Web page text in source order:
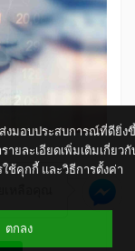
ส่งมอบประสบการณ์ที่ดียิ่ง
ยละเอียดเพิ่มเติมเกี่ยวกั
ช้คุกกี้ และวิธีการตั้งค่า
ตกลง
หลือคุณ